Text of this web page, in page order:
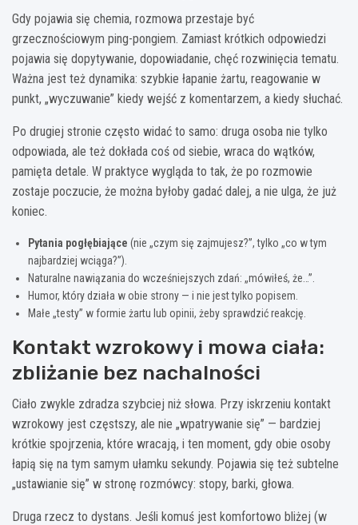
Gdy pojawia się chemia, rozmowa przestaje być
grzecznościowym ping-pongiem. Zamiast krótkich odpowiedzi
pojawia się dopytywanie, dopowiadanie, chęć rozwinięcia tematu.
Ważna jest też dynamika: szybkie łapanie żartu, reagowanie w
punkt, „wyczuwanie” kiedy wejść z komentarzem, a kiedy słuchać.
Po drugiej stronie często widać to samo: druga osoba nie tylko
odpowiada, ale też dokłada coś od siebie, wraca do wątków,
pamięta detale. W praktyce wygląda to tak, że po rozmowie
zostaje poczucie, że można byłoby gadać dalej, a nie ulga, że już
koniec.
Pytania pogłębiające (nie „czym się zajmujesz?”, tylko „co w tym
najbardziej wciąga?”).
Naturalne nawiązania do wcześniejszych zdań: „mówiłeś, że…”.
Humor, który działa w obie strony — i nie jest tylko popisem.
Małe „testy” w formie żartu lub opinii, żeby sprawdzić reakcję.
Kontakt wzrokowy i mowa ciała:
zbliżanie bez nachalności
Ciało zwykle zdradza szybciej niż słowa. Przy iskrzeniu kontakt
wzrokowy jest częstszy, ale nie „wpatrywanie się” — bardziej
krótkie spojrzenia, które wracają, i ten moment, gdy obie osoby
łapią się na tym samym ułamku sekundy. Pojawia się też subtelne
„ustawianie się” w stronę rozmówcy: stopy, barki, głowa.
Druga rzecz to dystans. Jeśli komuś jest komfortowo bliżej (w